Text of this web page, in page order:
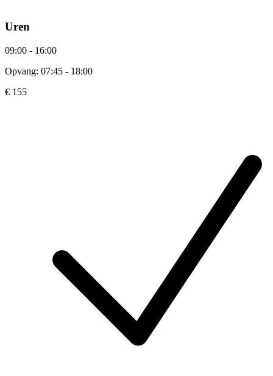
Uren
09:00 - 16:00
Opvang: 07:45 - 18:00
€ 155